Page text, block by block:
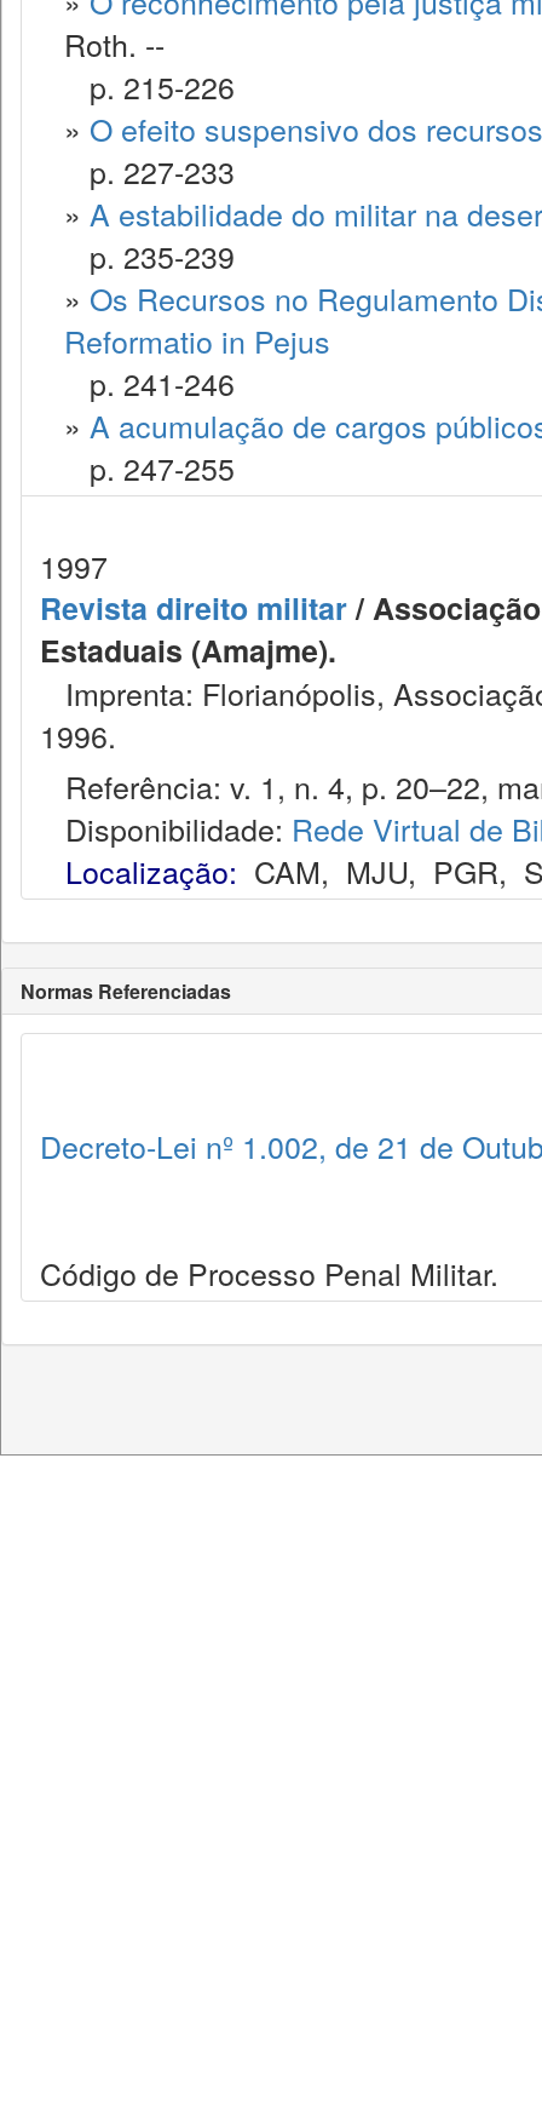
Roth. --
p. 215-226
» O efeito suspensivo dos
p. 227-233
» A estabilidade do militar na
p. 235-239
» Os Recursos no Regulamento
Reformatio in Pejus
p. 241-246
» A acumulação de cargos
p. 247-255
1997
Revista direito militar/
Estaduais (Amajme).
Imprenta: Florianópolis,
1996.
Referência: v. 1, n. 4, p. 20–22,
Disponibilidade: Rede Virtual de
Localização: CAM, MJU, PGR,
Normas Referenciadas
Decreto-Lei nº 1.002, de 21 de
Código de Processo Penal Militar.